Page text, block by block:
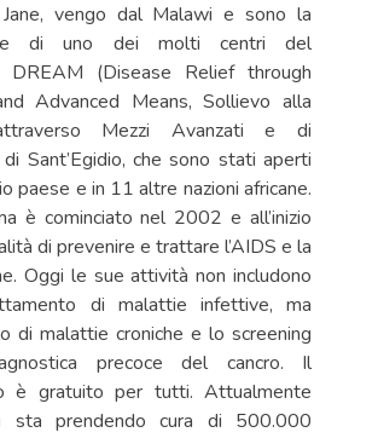
vengo dal Malawi e sono la
di uno dei molti centri del
DREAM (Disease Relief through
Advanced Means, Sollievo alla
Mezzi Avanzati e di
di Sant’Egidio, che sono stati aperti
paese e in 11 altre nazioni africane.
è cominciato nel 2002 e all’inizio
di prevenire e trattare l’AIDS e la
Oggi le sue attività non includono
di malattie infettive, ma
di malattie croniche e lo screening
precoce del cancro. Il
è gratuito per tutti. Attualmente
sta prendendo cura di 500.000